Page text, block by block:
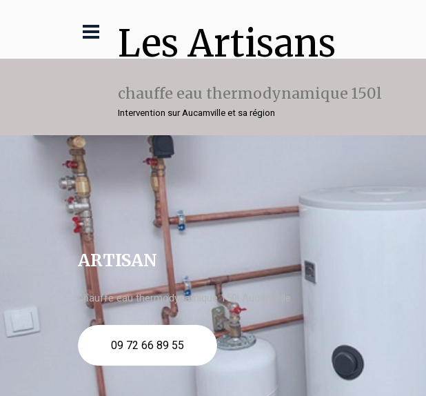
Les Artisans
chauffe eau thermodynamique 150l
Intervention sur Aucamville et sa région
ARTISAN
chauffe eau thermodynamique 150l Aucamville
09 72 66 89 55